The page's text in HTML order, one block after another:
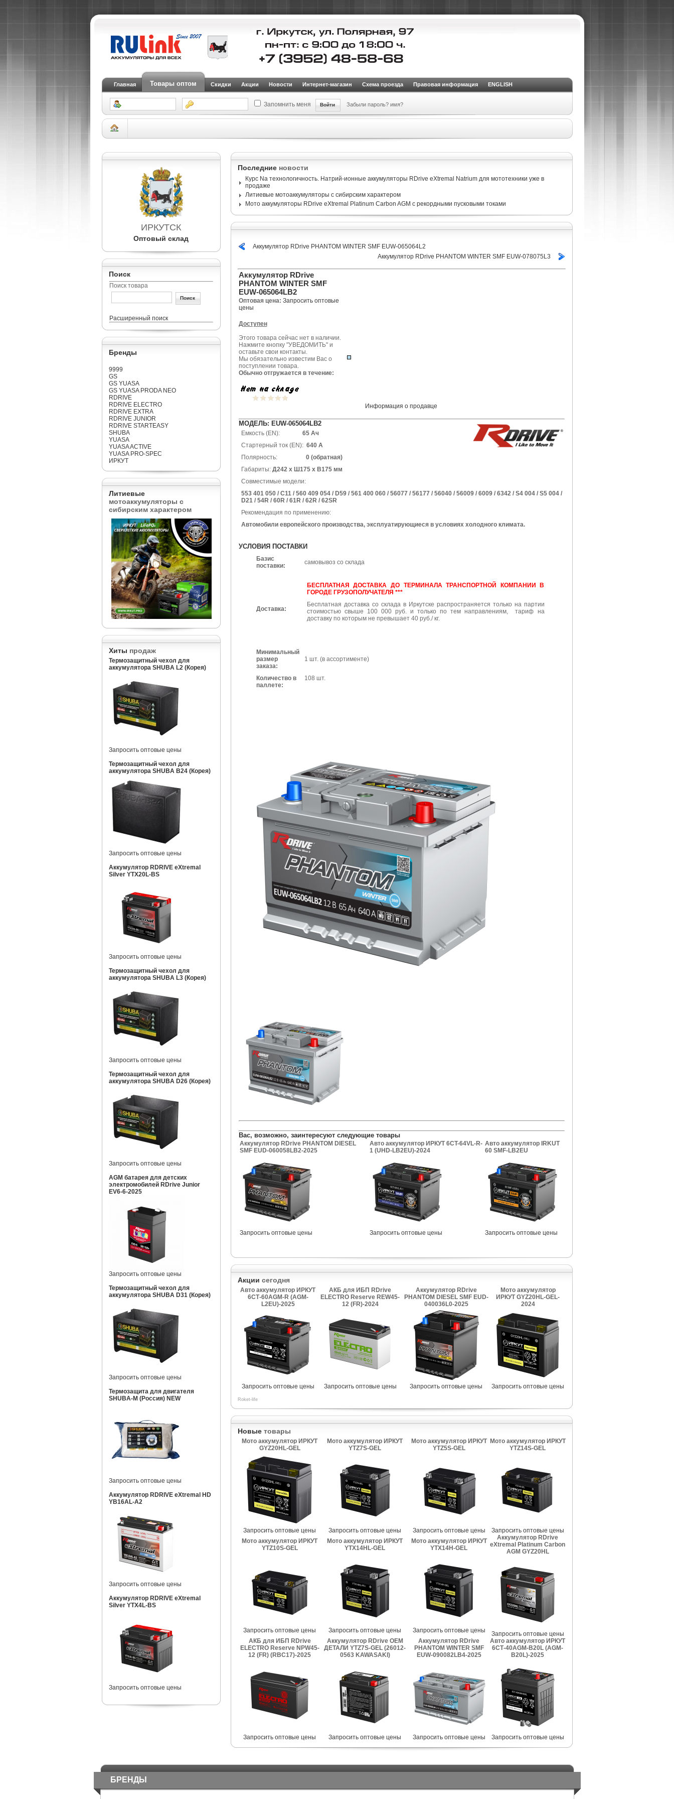
Главная Товары оптом Скидки Акции Новости Интернет-магазин Схема проезда Правовая информация ENGLISH
Запомнить меня Забыли пароль? имя?
АКБ для легковых автомобилей и внедорожников
(SMF)
Аккумулятор RDrive PHANTOM WINTER SMF EUW-065064LB2
ИРКУТСК
Оптовый склад
Поиск
Поиск товара
Расширенный поиск
Бренды
9999
GS
GS YUASA
GS YUASA PRODA NEO
RDRIVE
RDRIVE ELECTRO
RDRIVE EXTRA
RDRIVE JUNIOR
RDRIVE STARTEASY
SHUBA
YUASA
YUASA ACTIVE
YUASA PRO-SPEC
ИРКУТ
Литиевые
мотоаккумуляторы с
сибирским характером
Хиты продаж
Термозащитный чехол для
аккумулятора SHUBA L2 (Корея)
Запросить оптовые цены
Термозащитный чехол для
аккумулятора SHUBA B24 (Корея)
Запросить оптовые цены
Аккумулятор RDRIVE eXtremal
Silver YTX20L-BS
Запросить оптовые цены
Термозащитный чехол для
аккумулятора SHUBA L3 (Корея)
Запросить оптовые цены
Термозащитный чехол для
аккумулятора SHUBA D26 (Корея)
Запросить оптовые цены
AGM батарея для детских
электромобилей RDrive Junior
EV6-6-2025
Запросить оптовые цены
Термозащитный чехол для
аккумулятора SHUBA D31 (Корея)
Запросить оптовые цены
Термозащита для двигателя
SHUBA-M (Россия) NEW
Запросить оптовые цены
Аккумулятор RDRIVE eXtremal HD
YB16AL-A2
Запросить оптовые цены
Аккумулятор RDRIVE eXtremal
Silver YTX4L-BS
Запросить оптовые цены
Последние новости
Курс Na технологичность. Натрий-ионные аккумуляторы RDrive eXtremal Natrium для мототехники уже в
продаже
Литиевые мотоаккумуляторы с сибирским характером
Мото аккумуляторы RDrive eXtremal Platinum Carbon AGM с рекордными пусковыми токами
Аккумулятор RDrive PHANTOM WINTER SMF EUW-065064L2
Аккумулятор RDrive PHANTOM WINTER SMF EUW-078075L3
Аккумулятор RDrive
PHANTOM WINTER SMF
EUW-065064LB2
Оптовая цена: Запросить оптовые
цены
Доступен
Этого товара сейчас нет в наличии.
Нажмите кнопку "УВЕДОМИТЬ" и
оставьте свои контакты.
Мы обязательно известим Вас о
поступлении товара.
Обычно отгружается в течение:
Информация о продавце
МОДЕЛЬ: EUW-065064LB2
Емкость (EN):
65 Ач
Стартерный ток (EN): 640 А
Полярность:
0 (обратная)
Габариты: Д242 х Ш175 х В175 мм
Совместимые модели:
553 401 050 / C11 / 560 409 054 / D59 / 561 400 060 / 56077 / 56177 / 56040 / 56009 / 6009 / 6342 / S4 004 / S5 004 /
D21 / 54R / 60R / 61R / 62R / 62SR
Рекомендация по применению:
Автомобили европейского производства, эксплуатирующиеся в условиях холодного климата.
УСЛОВИЯ ПОСТАВКИ
Базис
поставки:
самовывоз со склада
Доставка:
БЕСПЛАТНАЯ ДОСТАВКА ДО ТЕРМИНАЛА ТРАНСПОРТНОЙ КОМПАНИИ В
ГОРОДЕ ГРУЗОПОЛУЧАТЕЛЯ ***
Бесплатная доставка со склада в Иркутске распространяется только на партии
стоимостью свыше 100 000 руб. и только по тем направлениям, тариф на
доставку по которым не превышает 40 руб./ кг.
Минимальный
размер
заказа:
1 шт. (в ассортименте)
Количество в
паллете:
108 шт.
Вас, возможно, заинтересуют следующие товары
Аккумулятор RDrive PHANTOM DIESEL
SMF EUD-060058LB2-2025
Запросить оптовые цены
Авто аккумулятор ИРКУТ 6CT-64VL-R-
1 (UHD-LB2EU)-2024
Запросить оптовые цены
Авто аккумулятор IRKUT
60 SMF-LB2EU
Запросить оптовые цены
Акции сегодня
Авто аккумулятор ИРКУТ
6СТ-60AGM-R (AGM-
L2EU)-2025
Запросить оптовые цены
АКБ для ИБП RDrive
ELECTRO Reserve REW45-
12 (FR)-2024
Запросить оптовые цены
Аккумулятор RDrive
PHANTOM DIESEL SMF EUD-
040036L0-2025
Запросить оптовые цены
Мото аккумулятор
ИРКУТ GYZ20HL-GEL-
2024
Запросить оптовые цены
Roket-life
Новые товары
Мото аккумулятор ИРКУТ
GYZ20HL-GEL
Запросить оптовые цены
Мото аккумулятор ИРКУТ
YTZ7S-GEL
Запросить оптовые цены
Мото аккумулятор ИРКУТ
YTZ5S-GEL
Запросить оптовые цены
Мото аккумулятор ИРКУТ
YTZ14S-GEL
Запросить оптовые цены
Мото аккумулятор ИРКУТ
YTZ10S-GEL
Запросить оптовые цены
Мото аккумулятор ИРКУТ
YTX14HL-GEL
Запросить оптовые цены
Мото аккумулятор ИРКУТ
YTX14H-GEL
Запросить оптовые цены
Аккумулятор RDrive
eXtremal Platinum Carbon
AGM GYZ20HL
Запросить оптовые цены
АКБ для ИБП RDrive
ELECTRO Reserve NPW45-
12 (FR) (RBC17)-2025
Запросить оптовые цены
Аккумулятор RDrive OEM
ДЕТАЛИ YTZ7S-GEL (26012-
0563 KAWASAKI)
Запросить оптовые цены
Аккумулятор RDrive
PHANTOM WINTER SMF
EUW-090082LB4-2025
Запросить оптовые цены
Авто аккумулятор ИРКУТ
6СТ-40AGM-B20L (AGM-
B20L)-2025
Запросить оптовые цены
БРЕНДЫ